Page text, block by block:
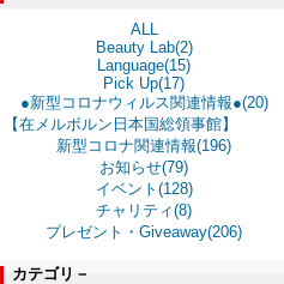
ALL
Beauty Lab(2)
Language(15)
Pick Up(17)
●新型コロナウィルス関連情報●(20)
【在メルボルン日本国総領事館】
新型コロナ関連情報(196)
お知らせ(79)
イベント(128)
チャリティ(8)
プレゼント・Giveaway(206)
カテゴリ－